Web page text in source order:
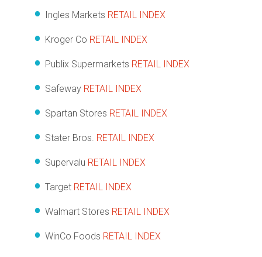
Ingles Markets RETAIL INDEX
Kroger Co RETAIL INDEX
Publix Supermarkets RETAIL INDEX
Safeway RETAIL INDEX
Spartan Stores RETAIL INDEX
Stater Bros. RETAIL INDEX
Supervalu RETAIL INDEX
Target RETAIL INDEX
Walmart Stores RETAIL INDEX
WinCo Foods RETAIL INDEX